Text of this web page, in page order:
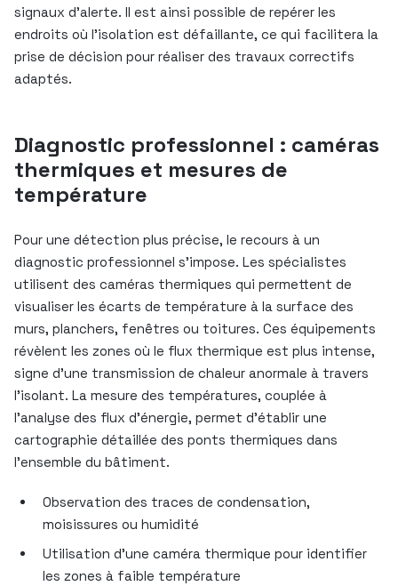
signaux d’alerte. Il est ainsi possible de repérer les
endroits où l’isolation est défaillante, ce qui facilitera la
prise de décision pour réaliser des travaux correctifs
adaptés.
Diagnostic professionnel : caméras
thermiques et mesures de
température
Pour une détection plus précise, le recours à un
diagnostic professionnel s’impose. Les spécialistes
utilisent des caméras thermiques qui permettent de
visualiser les écarts de température à la surface des
murs, planchers, fenêtres ou toitures. Ces équipements
révèlent les zones où le flux thermique est plus intense,
signe d’une transmission de chaleur anormale à travers
l’isolant. La mesure des températures, couplée à
l’analyse des flux d’énergie, permet d’établir une
cartographie détaillée des ponts thermiques dans
l’ensemble du bâtiment.
Observation des traces de condensation,
moisissures ou humidité
Utilisation d’une caméra thermique pour identifier
les zones à faible température